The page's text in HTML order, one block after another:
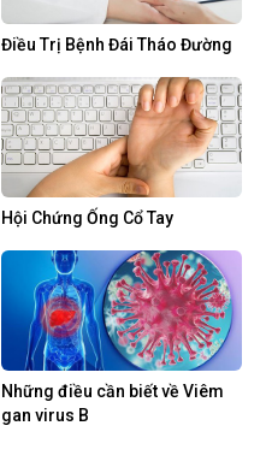
Điều Trị Bệnh Đái Tháo Đường
Hội Chứng Ống Cổ Tay
Những điều cần biết về Viêm
gan virus B